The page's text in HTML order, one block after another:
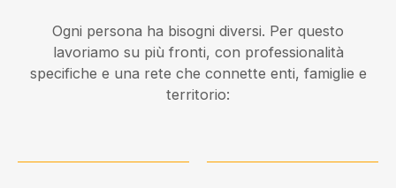
Ogni persona ha bisogni diversi. Per questo
lavoriamo su più fronti, con professionalità
specifiche e una rete che connette enti, famiglie e
territorio: